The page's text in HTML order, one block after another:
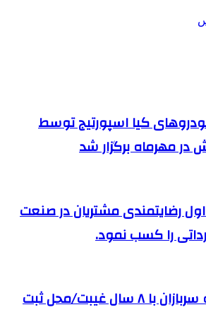
کیا اسپورتیج توسط
مهرماه برگزار شد
رضایتمندی مشتریان در صنعت
را کسب نمود.
طرح انصار ویژه سربازان با ۸ سال غیبت/محل ثبت